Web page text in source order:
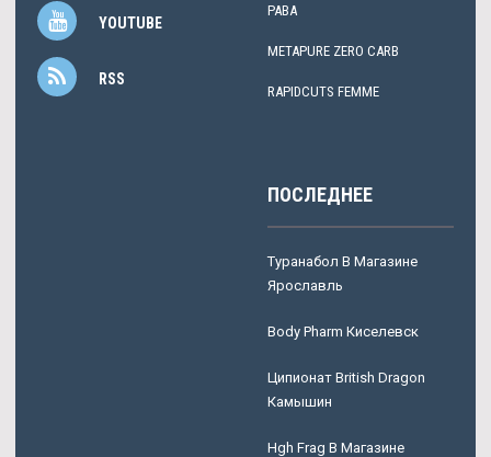
YOUTUBE
RSS
PABA
METAPURE ZERO CARB
RAPIDCUTS FEMME
ПОСЛЕДНЕЕ
Туранабол В Магазине
Ярославль
Body Pharm Киселевск
Ципионат British Dragon
Камышин
Hgh Frag В Магазине